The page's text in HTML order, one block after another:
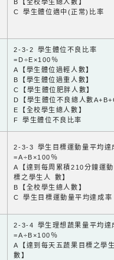
B【全校學生總人數】
C 學生體位適中(正常)比率
2-3-2 學生體位不良比率
=D÷E×100％
A【學生體位過輕人數】
B【學生體位過重人數】
C【學生體位肥胖人數】
D【學生體位不良總人數
E【全校學生總人數】
F 學生體位不良比率
2-3-3 學生目標運動量平均達
=A÷B×100％
A【達到每周累積210分鐘運
標之學生人 數】
B【全校學生總人數】
C 學生目標運動量平均達成率
2-3-4 學生理想蔬果量平均達
=A÷B×100％
A【達到每天五蔬果目標之學
數】